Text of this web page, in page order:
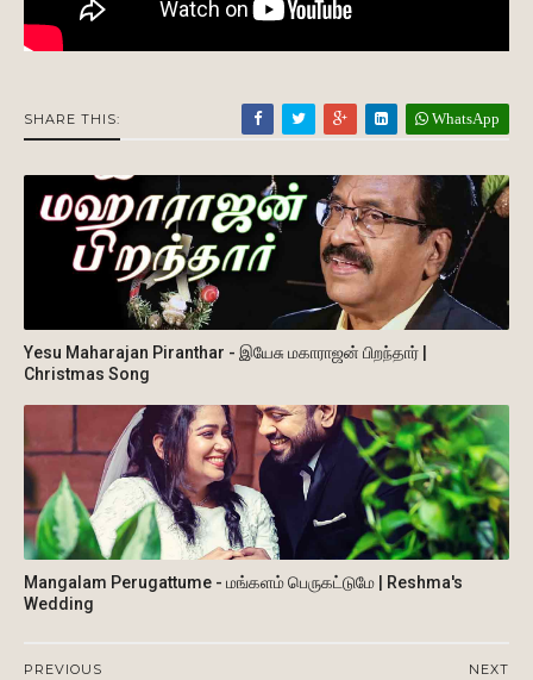
SHARE THIS: WhatsApp
Yesu Maharajan Piranthar - இயேசு மகாராஜன் பிறந்தார் |
Christmas Song
Mangalam Perugattume - மங்களம் பெருகட்டுமே | Reshma's
Wedding
NEXT
PREVIOUS